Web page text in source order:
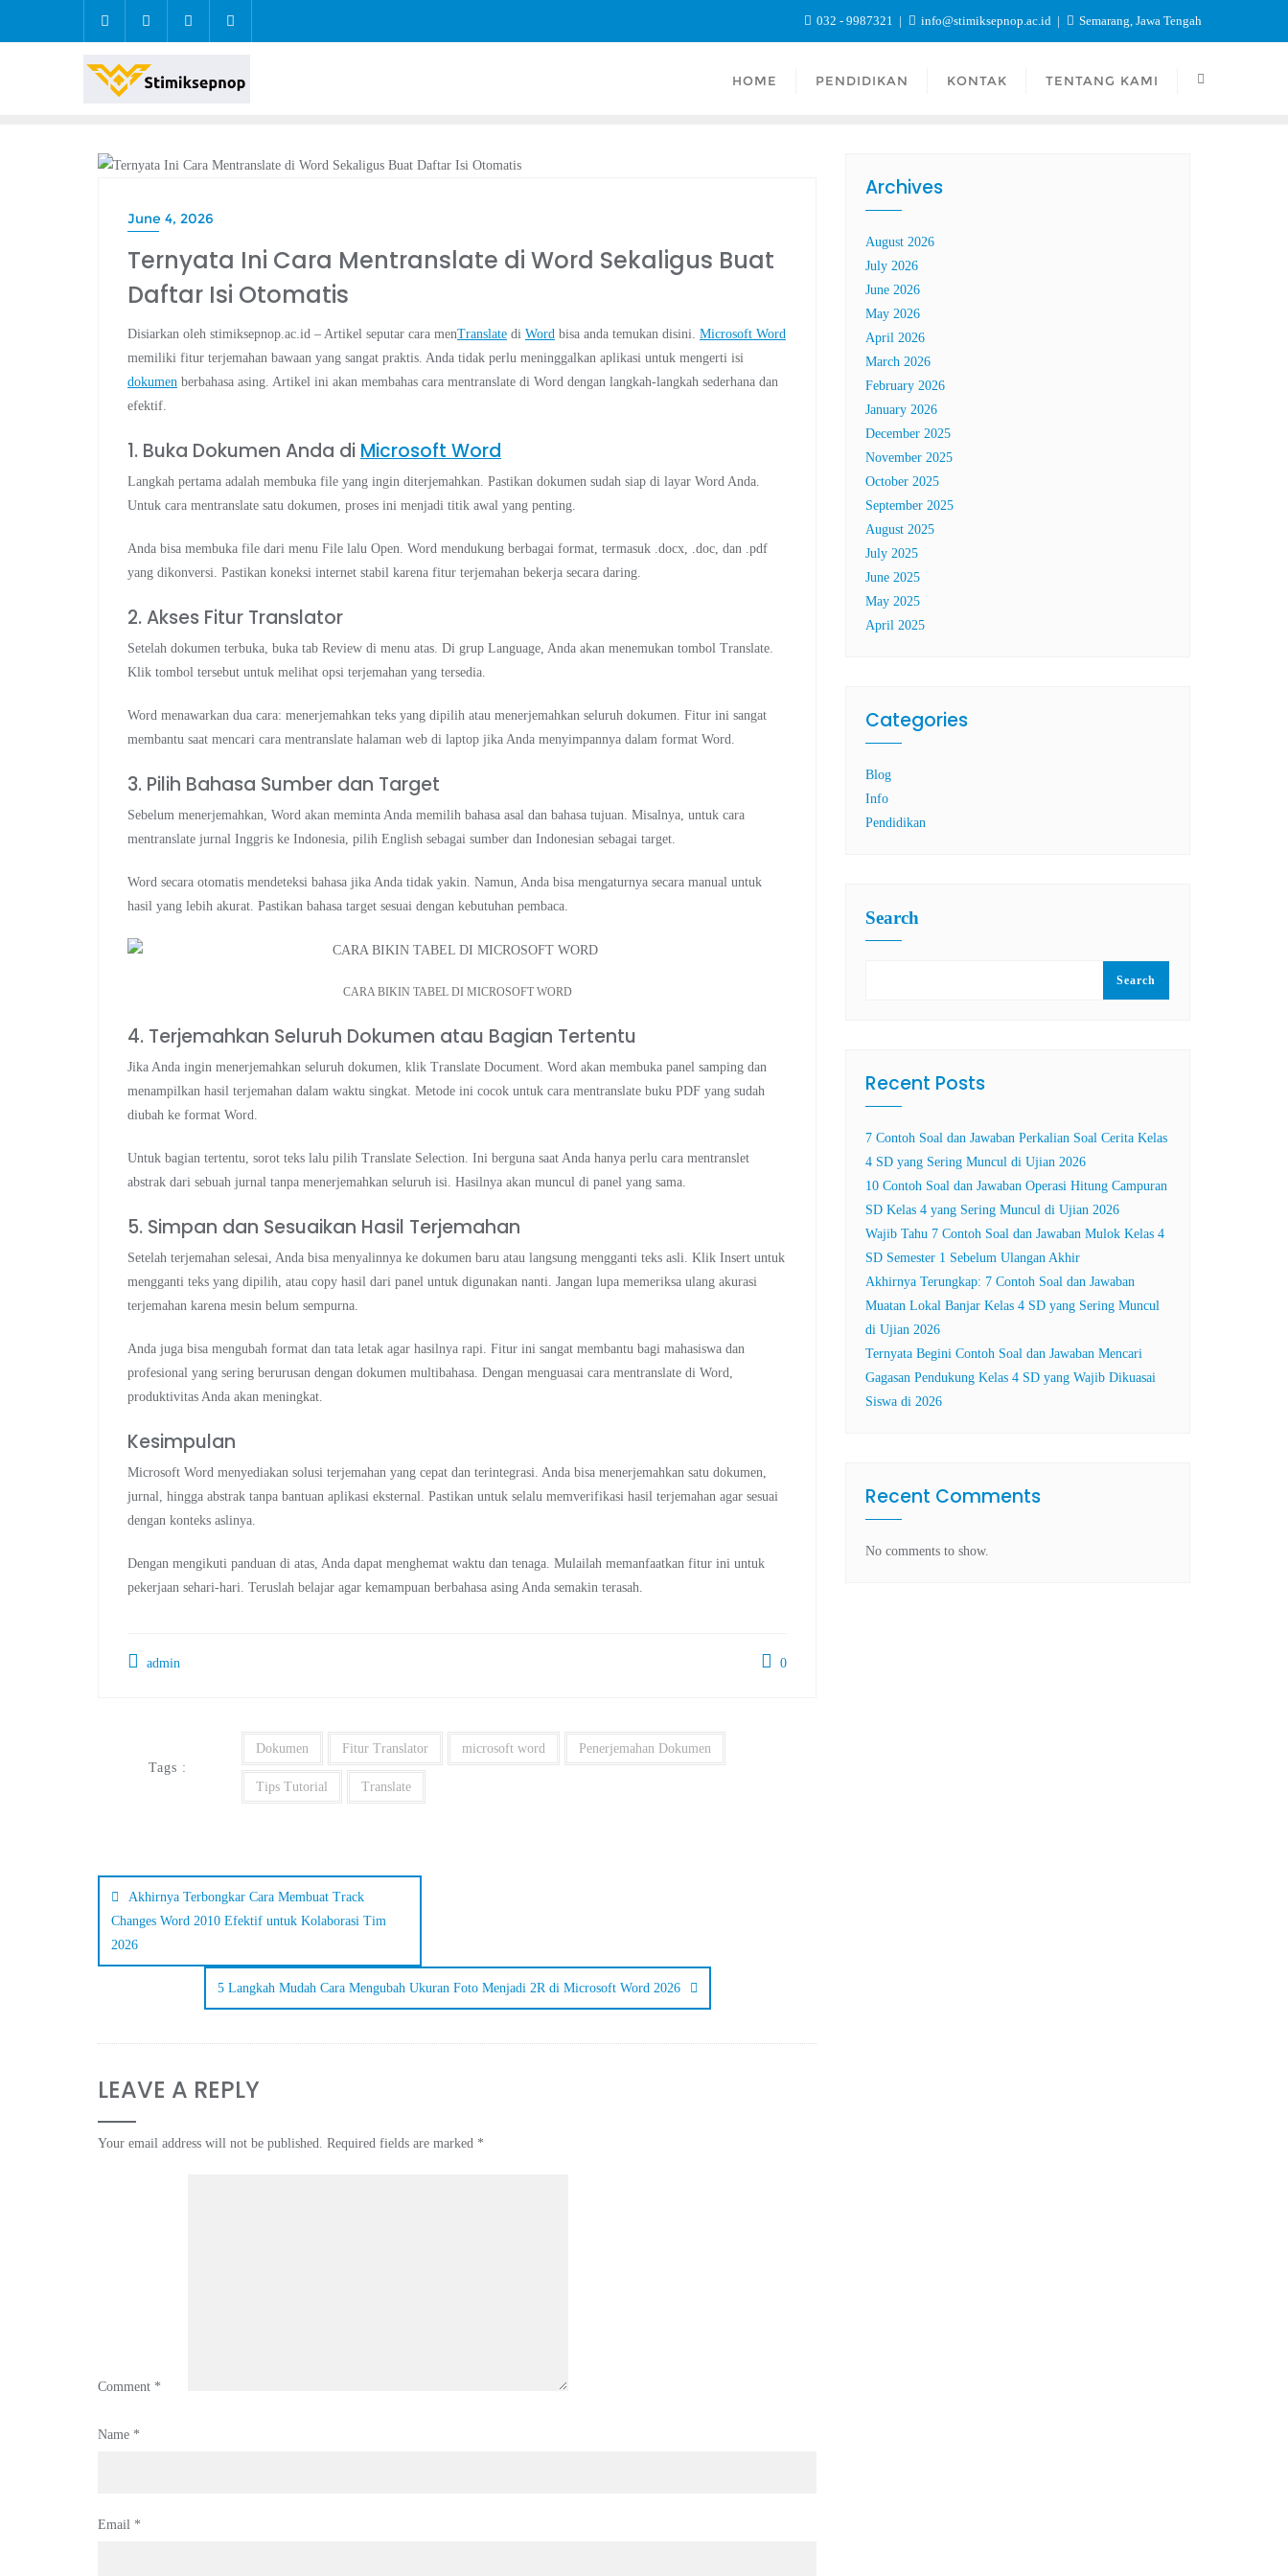
032 - 9987321 info@stimiksepnop.ac.id Semarang, Jawa Tengah
HOME PENDIDIKAN KONTAK TENTANG KAMI
June 4, 2026
Ternyata Ini Cara Mentranslate di Word Sekaligus Buat
Daftar Isi Otomatis
Disiarkan oleh stimiksepnop.ac.id – Artikel seputar cara menTranslate di Word bisa anda temukan disini. Microsoft Word
memiliki fitur terjemahan bawaan yang sangat praktis. Anda tidak perlu meninggalkan aplikasi untuk mengerti isi
dokumen berbahasa asing. Artikel ini akan membahas cara mentranslate di Word dengan langkah-langkah sederhana dan
efektif.
1. Buka Dokumen Anda di Microsoft Word
Langkah pertama adalah membuka file yang ingin diterjemahkan. Pastikan dokumen sudah siap di layar Word Anda.
Untuk cara mentranslate satu dokumen, proses ini menjadi titik awal yang penting.
Anda bisa membuka file dari menu File lalu Open. Word mendukung berbagai format, termasuk .docx, .doc, dan .pdf
yang dikonversi. Pastikan koneksi internet stabil karena fitur terjemahan bekerja secara daring.
2. Akses Fitur Translator
Setelah dokumen terbuka, buka tab Review di menu atas. Di grup Language, Anda akan menemukan tombol Translate.
Klik tombol tersebut untuk melihat opsi terjemahan yang tersedia.
Word menawarkan dua cara: menerjemahkan teks yang dipilih atau menerjemahkan seluruh dokumen. Fitur ini sangat
membantu saat mencari cara mentranslate halaman web di laptop jika Anda menyimpannya dalam format Word.
3. Pilih Bahasa Sumber dan Target
Sebelum menerjemahkan, Word akan meminta Anda memilih bahasa asal dan bahasa tujuan. Misalnya, untuk cara
mentranslate jurnal Inggris ke Indonesia, pilih English sebagai sumber dan Indonesian sebagai target.
Word secara otomatis mendeteksi bahasa jika Anda tidak yakin. Namun, Anda bisa mengaturnya secara manual untuk
hasil yang lebih akurat. Pastikan bahasa target sesuai dengan kebutuhan pembaca.
CARA BIKIN TABEL DI MICROSOFT WORD
4. Terjemahkan Seluruh Dokumen atau Bagian Tertentu
Jika Anda ingin menerjemahkan seluruh dokumen, klik Translate Document. Word akan membuka panel samping dan
menampilkan hasil terjemahan dalam waktu singkat. Metode ini cocok untuk cara mentranslate buku PDF yang sudah
diubah ke format Word.
Untuk bagian tertentu, sorot teks lalu pilih Translate Selection. Ini berguna saat Anda hanya perlu cara mentranslet
abstrak dari sebuah jurnal tanpa menerjemahkan seluruh isi. Hasilnya akan muncul di panel yang sama.
5. Simpan dan Sesuaikan Hasil Terjemahan
Setelah terjemahan selesai, Anda bisa menyalinnya ke dokumen baru atau langsung mengganti teks asli. Klik Insert untuk
mengganti teks yang dipilih, atau copy hasil dari panel untuk digunakan nanti. Jangan lupa memeriksa ulang akurasi
terjemahan karena mesin belum sempurna.
Anda juga bisa mengubah format dan tata letak agar hasilnya rapi. Fitur ini sangat membantu bagi mahasiswa dan
profesional yang sering berurusan dengan dokumen multibahasa. Dengan menguasai cara mentranslate di Word,
produktivitas Anda akan meningkat.
Kesimpulan
Microsoft Word menyediakan solusi terjemahan yang cepat dan terintegrasi. Anda bisa menerjemahkan satu dokumen,
jurnal, hingga abstrak tanpa bantuan aplikasi eksternal. Pastikan untuk selalu memverifikasi hasil terjemahan agar sesuai
dengan konteks aslinya.
Dengan mengikuti panduan di atas, Anda dapat menghemat waktu dan tenaga. Mulailah memanfaatkan fitur ini untuk
pekerjaan sehari-hari. Teruslah belajar agar kemampuan berbahasa asing Anda semakin terasah.
admin 0
Tags :
Dokumen Fitur Translator microsoft word Penerjemahan Dokumen
Tips Tutorial Translate
Akhirnya Terbongkar Cara Membuat Track
Changes Word 2010 Efektif untuk Kolaborasi Tim
2026
5 Langkah Mudah Cara Mengubah Ukuran Foto Menjadi 2R di Microsoft Word 2026
LEAVE A REPLY
Your email address will not be published. Required fields are marked *
Comment *
Name *
Email *
Archives
August 2026
July 2026
June 2026
May 2026
April 2026
March 2026
February 2026
January 2026
December 2025
November 2025
October 2025
September 2025
August 2025
July 2025
June 2025
May 2025
April 2025
Categories
Blog
Info
Pendidikan
Search
Search
Recent Posts
7 Contoh Soal dan Jawaban Perkalian Soal Cerita Kelas
4 SD yang Sering Muncul di Ujian 2026
10 Contoh Soal dan Jawaban Operasi Hitung Campuran
SD Kelas 4 yang Sering Muncul di Ujian 2026
Wajib Tahu 7 Contoh Soal dan Jawaban Mulok Kelas 4
SD Semester 1 Sebelum Ulangan Akhir
Akhirnya Terungkap: 7 Contoh Soal dan Jawaban
Muatan Lokal Banjar Kelas 4 SD yang Sering Muncul
di Ujian 2026
Ternyata Begini Contoh Soal dan Jawaban Mencari
Gagasan Pendukung Kelas 4 SD yang Wajib Dikuasai
Siswa di 2026
Recent Comments
No comments to show.